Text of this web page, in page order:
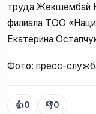
труда Жекшембай
филиала ТОО
Екатерина
Фото: пресс-
👍0 👎0